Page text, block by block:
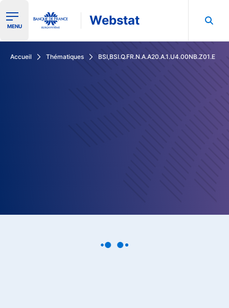
Ouvrir le menu de navigation
MENU Webstat
Accueil Thématiques BSI,BSI.Q.FR.N.A.A20.A.1.U4.00NB.Z01.E